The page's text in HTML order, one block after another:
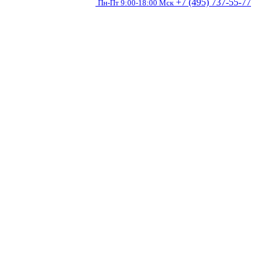
Пн-Пт 9:00-18:00 Мск +7 (495) 737-55-77